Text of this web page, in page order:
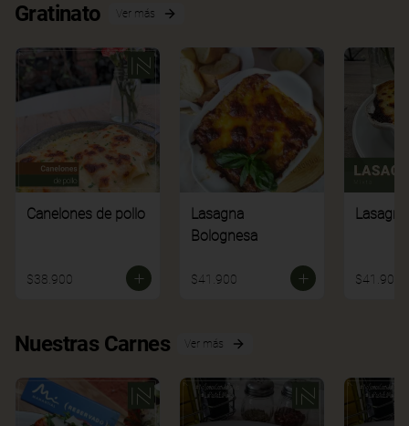
Gratinato Ver más
Canelones de pollo
$38.900
Lasagna
Bolognesa
$41.900 $41.900
Nuestras Carnes Ver más